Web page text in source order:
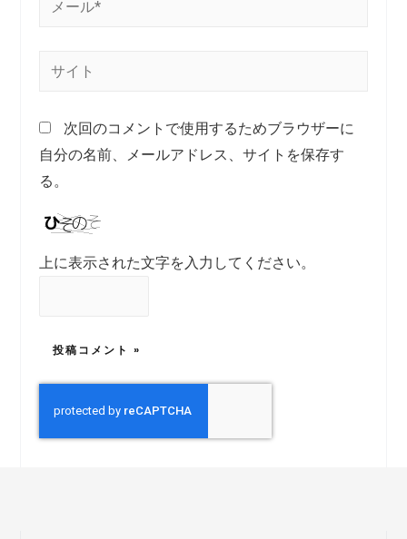
次回のコメントで使用するためブラウザーに
自分の名前、メールアドレス、サイトを保存す
る。
上に表示された文字を入力してください。